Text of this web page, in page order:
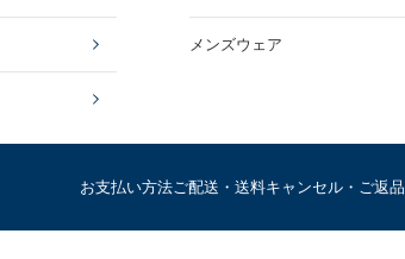
メンズウェア
お支払い方法ご配送・送料キャンセル・ご返品